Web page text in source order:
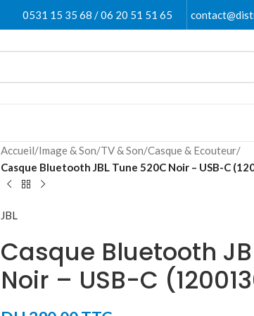
0531 15 35 68 / 06 20 51 51 65
Accueil/Image & Son/TV & Son/Casque & Ecouteur/
Casque Bluetooth JBL Tune 520C Noir – USB-C
JBL
Casque Bluetooth
Noir – USB-C